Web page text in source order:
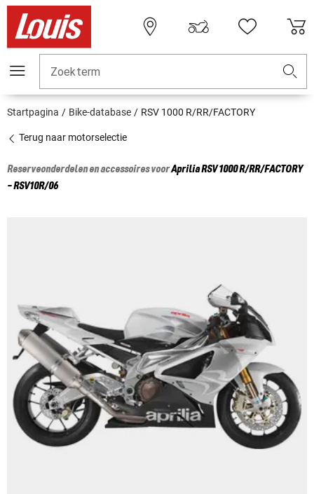
Zoekterm
Startpagina Bike-database RSV 1000 R/RR/FACTORY
Terug naar motorselectie
Reserveonderdelen en accessoires voorApriliaRSV 1000 R/RR/FACTORY
- RSV10R/06